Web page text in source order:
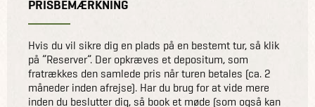
PRISBEMÆRKNING
Hvis du vil sikre dig en plads på en bestemt tur, så klik
på ”Reserver”. Der opkræves et depositum, som
fratrækkes den samlede pris når turen betales (ca. 2
måneder inden afrejse). Har du brug for at vide mere
inden du beslutter dig, så book et møde (som også kan